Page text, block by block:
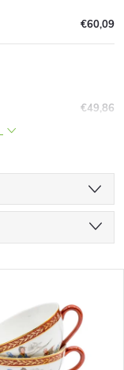
€60,09
€49,86